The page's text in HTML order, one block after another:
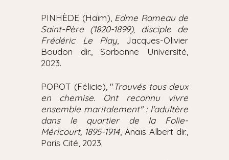
PINHÈDE (Haïm), Edme Rameau de
Saint-Père (1820-1899), disciple de
Frédéric Le Play, Jacques-Olivier
Boudon dir., Sorbonne Université,
2023.
POPOT (Félicie), "Trouvés tous deux
en chemise. Ont reconnu vivre
ensemble maritalement" : l'adultère
dans le quartier de la Folie-
Méricourt, 1895-1914 , Anaïs Albert dir.,
Paris Cité, 2023.